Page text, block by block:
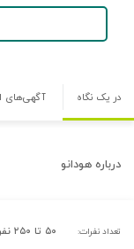
در یک نگاه آگهی‌های
درباره هودانو
تعداد نفرات: ۵۰ تا ۲۵۰ نفر